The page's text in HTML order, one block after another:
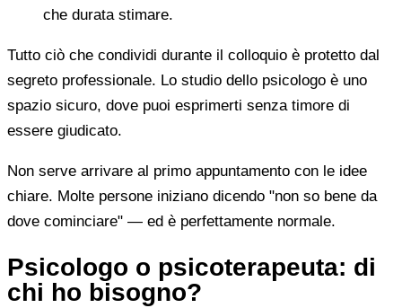
che durata stimare.
Tutto ciò che condividi durante il colloquio è protetto dal
segreto professionale. Lo studio dello psicologo è uno
spazio sicuro, dove puoi esprimerti senza timore di
essere giudicato.
Non serve arrivare al primo appuntamento con le idee
chiare. Molte persone iniziano dicendo "non so bene da
dove cominciare" — ed è perfettamente normale.
Psicologo o psicoterapeuta: di
chi ho bisogno?